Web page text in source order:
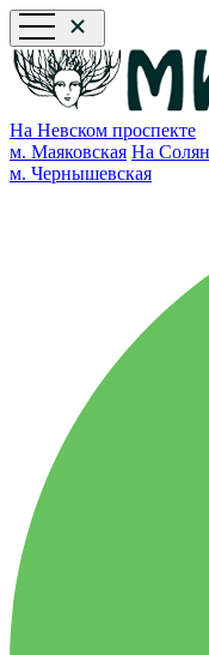
На Невском проспекте
м. Маяковская На
м. Чернышевская